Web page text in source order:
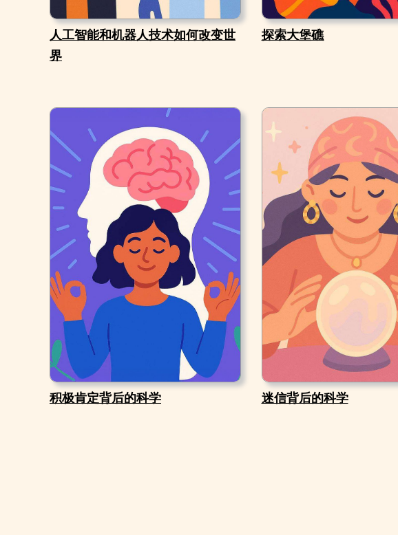
人工智能和机器人技术如何改变世
界
探索大堡礁
积极肯定背后的科学 迷信背后的科学